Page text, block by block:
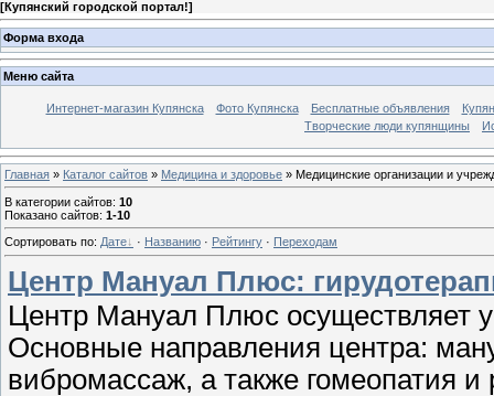
[Купянский городской портал!]
Форма входа
Меню сайта
Интернет-магазин Купянска Фото Купянска Бесплатные объявления
Творческие люди купянщины
Главная » Каталог сайтов » Медицина и здоровье » Медицинские организации и
В категории сайтов: 10
Показано сайтов: 1-10
Сортировать по: Дате · Названию · Рейтингу · Переходам
Центр Мануал Плюс:
Центр Мануал Плюс осуществляет
Основные направления центра:
вибромассаж, а также гомеопатия и